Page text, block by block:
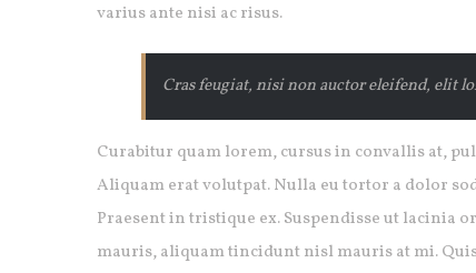
varius ante nisi ac risus.
Cras feugiat, nisi non auctor eleifend, elit
Curabitur quam lorem, cursus in convallis at,
Aliquam erat volutpat. Nulla eu tortor a dolor
Praesent in tristique ex. Suspendisse ut lacinia
mauris, aliquam tincidunt nisl mauris at mi.